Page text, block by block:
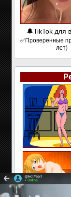
🔔TikTok для
✅Проверенные
лет)